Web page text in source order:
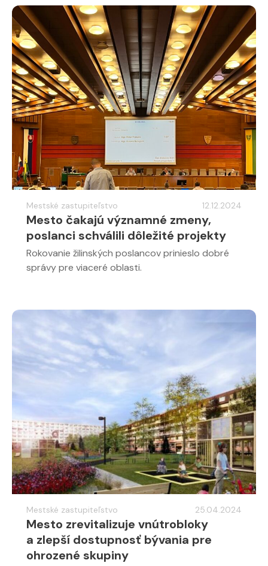
Mestské zastupiteľstvo 12.12.2024
Mesto čakajú významné zmeny,
poslanci schválili dôležité projekty
Rokovanie žilinských poslancov prinieslo dobré
správy pre viaceré oblasti.
Mestské zastupiteľstvo 25.04.2024
Mesto zrevitalizuje vnútrobloky
a zlepší dostupnosť bývania pre
ohrozené skupiny